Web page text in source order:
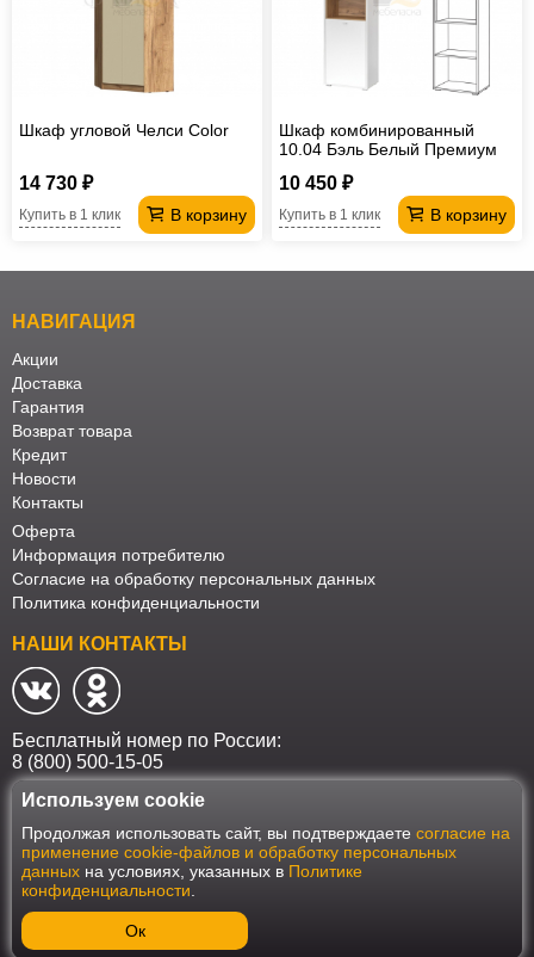
Шкаф угловой Челси Color
14 730 ₽
В корзину
Купить в 1 клик
Шкаф комбинированный
10.04 Бэль Белый Премиум
10 450 ₽
В корзину
Купить в 1 клик
НАВИГАЦИЯ
Акции
Доставка
Гарантия
Возврат товара
Кредит
Новости
Контакты
Оферта
Информация потребителю
Согласие на обработку персональных данных
Политика конфиденциальности
НАШИ КОНТАКТЫ
Бесплатный номер по России:
8 (800) 500-15-05
Наш интернет-магазин работает в соответствии с требованиями
Федерального закона от 27 июля 2006 года №152-ФЗ "О персональных
данных". Оформить заказ на сайте Мебеласка возможно только при
наличии согласия на обработку Ваших персональных данных. Для
улучшения работы сайта и его взаимодействия с пользователями мы
соглашаетесь с использованием cookie.
Используем cookie
Продолжая использовать сайт, вы подтверждаете согласие на
применение cookie-файлов и обработку персональных
данных на условиях, указанных в Политике
конфиденциальности
Ок